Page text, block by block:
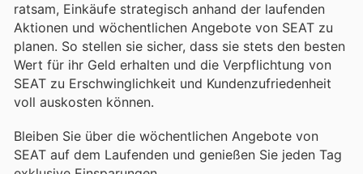
ratsam, Einkäufe strategisch anhand der laufenden
Aktionen und wöchentlichen Angebote von SEAT zu
planen. So stellen sie sicher, dass sie stets den besten
Wert für ihr Geld erhalten und die Verpflichtung von
SEAT zu Erschwinglichkeit und Kundenzufriedenheit
voll auskosten können.
Bleiben Sie über die wöchentlichen Angebote von
SEAT auf dem Laufenden und genießen Sie jeden Tag